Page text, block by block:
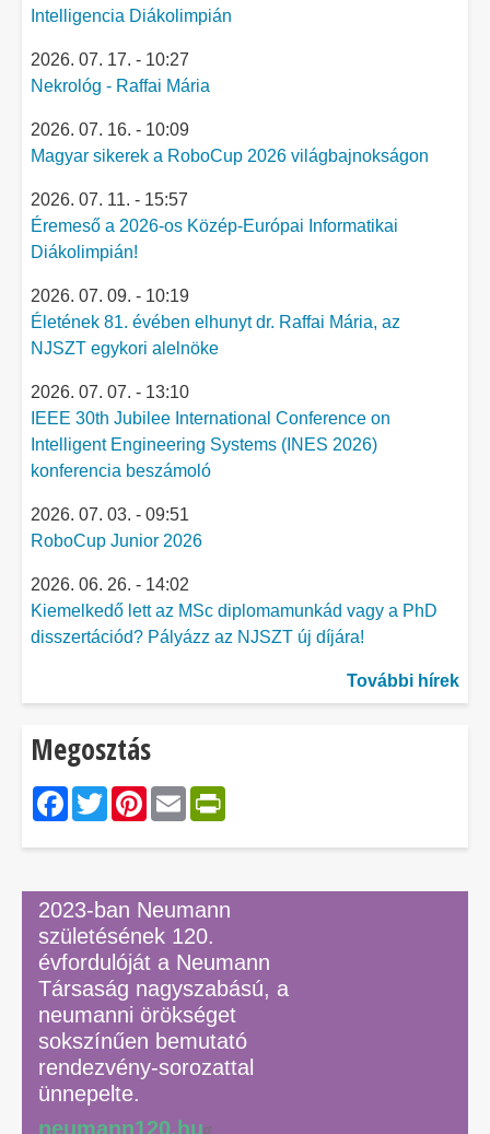
Intelligencia Diákolimpián
2026. 07. 17. - 10:27
Nekrológ - Raffai Mária
2026. 07. 16. - 10:09
Magyar sikerek a RoboCup 2026 világbajnokságon
2026. 07. 11. - 15:57
Éremeső a 2026-os Közép-Európai Informatikai
Diákolimpián!
2026. 07. 09. - 10:19
Életének 81. évében elhunyt dr. Raffai Mária, az
NJSZT egykori alelnöke
2026. 07. 07. - 13:10
IEEE 30th Jubilee International Conference on
Intelligent Engineering Systems (INES 2026)
konferencia beszámoló
2026. 07. 03. - 09:51
RoboCup Junior 2026
2026. 06. 26. - 14:02
Kiemelkedő lett az MSc diplomamunkád vagy a PhD
disszertációd? Pályázz az NJSZT új díjára!
További hírek
Megosztás
Facebook
Twitter
Pinterest
Email
2023-ban Neumann
születésének 120.
évfordulóját a Neumann
Társaság nagyszabású, a
neumanni örökséget
sokszínűen bemutató
rendezvény-sorozattal
ünnepelte.
neumann120.hu